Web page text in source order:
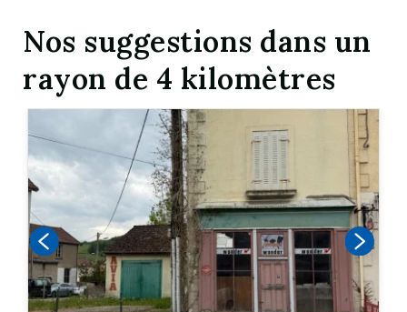
Nos suggestions dans un
rayon de 4 kilomètres